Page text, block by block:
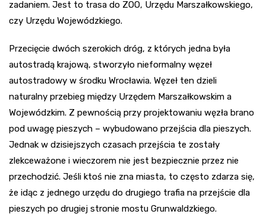
zadaniem. Jest to trasa do ZOO, Urzędu Marszałkowskiego,
czy Urzędu Wojewódzkiego.
Przecięcie dwóch szerokich dróg, z których jedna była
autostradą krajową, stworzyło nieformalny węzeł
autostradowy w środku Wrocławia. Węzeł ten dzieli
naturalny przebieg między Urzędem Marszałkowskim a
Wojewódzkim. Z pewnością przy projektowaniu węzła brano
pod uwagę pieszych – wybudowano przejścia dla pieszych.
Jednak w dzisiejszych czasach przejścia te zostały
zlekceważone i wieczorem nie jest bezpiecznie przez nie
przechodzić. Jeśli ktoś nie zna miasta, to często zdarza się,
że idąc z jednego urzędu do drugiego trafia na przejście dla
pieszych po drugiej stronie mostu Grunwaldzkiego.